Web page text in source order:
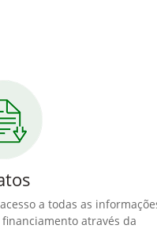
a todas as
através da